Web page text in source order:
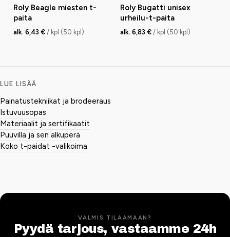
Roly Beagle miesten t-
paita
alk. 6,43 € / kpl (50 kpl)
Roly Bugatti unisex
urheilu-t-paita
alk. 6,83 € / kpl (50 kpl)
LUE LISÄÄ
Painatustekniikat ja brodeeraus
Istuvuusopas
Materiaalit ja sertifikaatit
Puuvilla ja sen alkuperä
Koko t-paidat -valikoima
VALMIS TILAAMAAN?
Pyydä tarjous, vastaamme 24h